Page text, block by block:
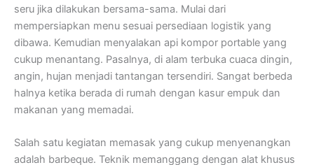
seru jika dilakukan bersama-sama. Mulai dari
mempersiapkan menu sesuai persediaan logistik yang
dibawa. Kemudian menyalakan api kompor portable yang
cukup menantang. Pasalnya, di alam terbuka cuaca dingin,
angin, hujan menjadi tantangan tersendiri. Sangat berbeda
halnya ketika berada di rumah dengan kasur empuk dan
makanan yang memadai.
Salah satu kegiatan memasak yang cukup menyenangkan
adalah barbeque. Teknik memanggang dengan alat khusus